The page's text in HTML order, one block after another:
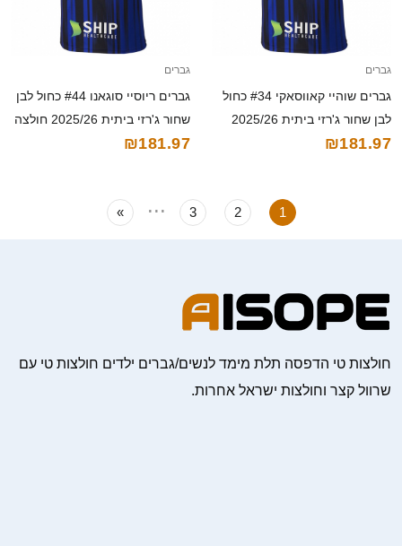
גברים
גברים שוהיי קאווסאקי #34 כחול
לבן שחור ג'רזי ביתית 2025/26
חולצה קצרה
₪181.97
גברים
גברים ריוסיי סוגאנו #44 כחול לבן
שחור ג'רזי ביתית 2025/26 חולצה
קצרה
₪181.97
1
2
3
...
»
חולצות טי הדפסה תלת מימד לנשים/גברים ילדים חולצות טי עם
שרוול קצר וחולצות ישראל אחרות.